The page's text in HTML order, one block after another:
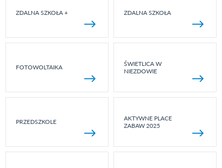
ZDALNA SZKOŁA + ZDALNA SZKOŁA
FOTOWOLTAIKA
ŚWIETLICA W
NIEZDOWIE
PRZEDSZKOLE
AKTYWNE PLACE
ZABAW 2025